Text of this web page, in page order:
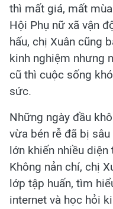
thì mất giá, mất
Hội Phụ nữ xã vận
hấu, chị Xuân cũng
kinh nghiệm nhưng
cũ thì cuộc sống
sức.
Những ngày đầu
vừa bén rễ đã bị
lớn khiến nhiều
Không nản chí, chị
lớp tập huấn, tìm
internet và học hỏi